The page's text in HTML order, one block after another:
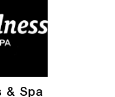
& Spa